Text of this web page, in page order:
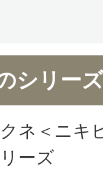
シリー
ネ＜ニキ
リーズ